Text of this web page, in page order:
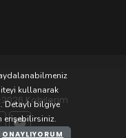
2026 Kobilerim
kullanarak
Detaylı bilgiye
erişebilirsiniz.
ONAYLIYORUM